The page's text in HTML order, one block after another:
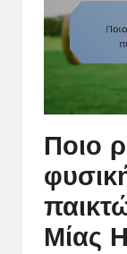
Ποιο
Μίας